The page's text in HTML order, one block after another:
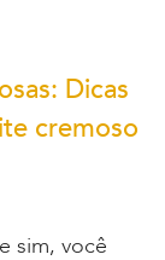
Dicas
cremoso
sim, você